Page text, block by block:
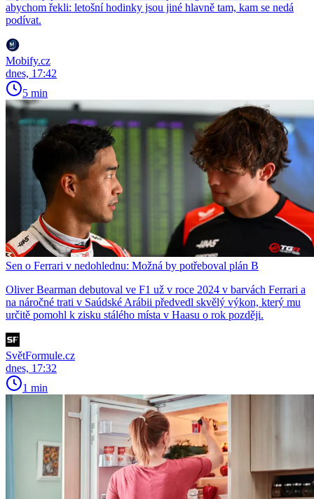
abychom řekli: letošní hodinky jsou jiné hlavně tam, kam se nedá
podívat.
Mobify.cz
dnes, 17:42
5 min
Sen o Ferrari v nedohlednu: Možná by potřeboval plán B
Oliver Bearman debutoval ve F1 už v roce 2024 v barvách Ferrari a
na náročné trati v Saúdské Arábii předvedl skvělý výkon, který mu
určitě pomohl k zisku stálého místa v Haasu o rok později.
SvětFormule.cz
dnes, 17:32
1 min